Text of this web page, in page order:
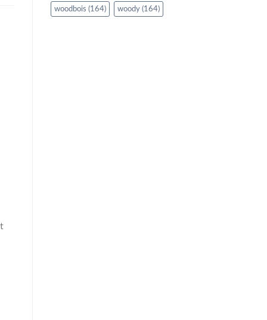
woodbois (164) woody(164)